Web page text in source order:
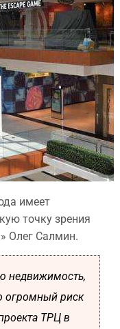
имеет
точку зрения
Олег Салмин.
недвижимость,
огромный риск
ТРЦ в